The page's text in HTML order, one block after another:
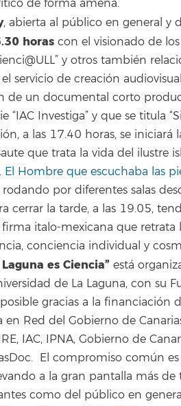
de forma amena.
, abierta al público en general y
horas con el visionado de
y otros también
servicio de creación
de un documental corto
“IAC Investiga” y que se titula
a las 17.40 horas, se
que trata la vida del ilustre
El Hombre que escuchaba las
rodando por diferentes salas
cerrar la tarde, a las 19.05,
italo-mexicana que
conciencia individual y
es Ciencia” está
de La Laguna, con su
gracias a la financiación
en Red del Gobierno de
IAC, IPNA, Gobierno de
El compromiso común
a la gran pantalla más
como del público en